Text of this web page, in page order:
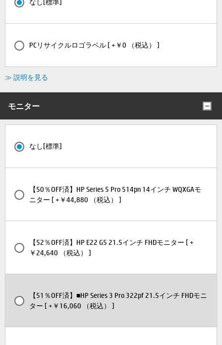
なし[標準]
PCリサイクルロゴラベル [ +￥0 （税込） ]
≫ 説明を見る
モニター
なし[標準]
【50％OFF済】HP Series 5 Pro 514pn 14インチ WQXGAモ
ニター [ +￥44,880 （税込） ]
【52％OFF済】HP E22 G5 21.5インチ FHDモニター [ +
￥24,640 （税込） ]
【51％OFF済】■HP Series 3 Pro 322pf 21.5インチ FHDモニ
ター [ +￥16,060 （税込） ]